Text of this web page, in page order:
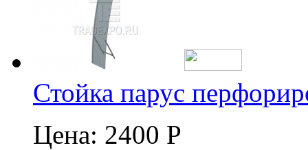
Стойка парус
Цена: 2400 Р